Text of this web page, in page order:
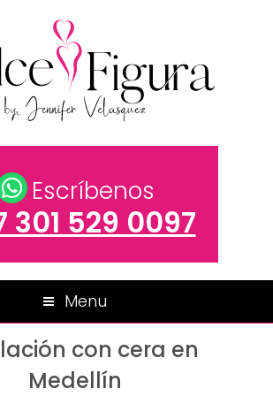
Escríbenos
301 529 0097
Menu
con cera en
Medellín